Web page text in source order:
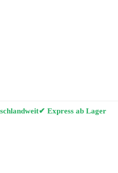
✔ Express ab Lager